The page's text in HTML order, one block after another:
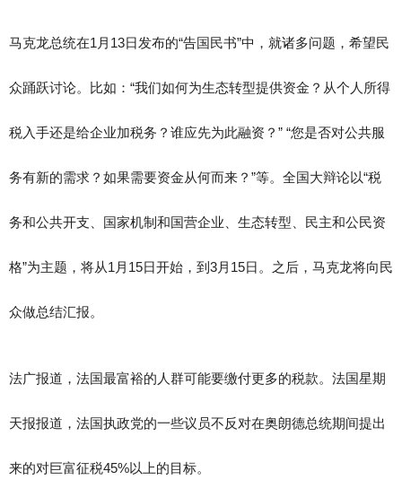
马克龙总统在1月13日发布的“告国民书”中，就诸多问题，希望民
众踊跃讨论。比如：“我们如何为生态转型提供资金？从个人所得
税入手还是给企业加税务？谁应先为此融资？” “您是否对公共服
务有新的需求？如果需要资金从何而来？”等。全国大辩论以“税
务和公共开支、国家机制和国营企业、生态转型、民主和公民资
格”为主题，将从1月15日开始，到3月15日。之后，马克龙将向民
众做总结汇报。
法广报道，法国最富裕的人群可能要缴付更多的税款。法国星期
天报报道，法国执政党的一些议员不反对在奥朗德总统期间提出
来的对巨富征税45%以上的目标。